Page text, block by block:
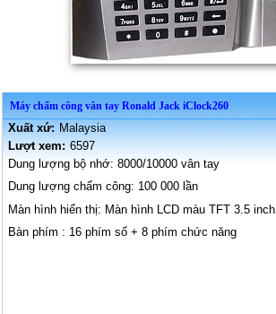
Máy chấm công vân tay Ronald Jack iClock260
Xuất xứ: Malaysia
Lượt xem: 6597
Dung lượng bộ nhớ: 8000/10000 vân tay
Dung lượng chấm công: 100 000 lần
Màn hình hiển thị: Màn hình LCD màu TFT 3.5 inch
Bàn phím : 16 phím số + 8 phím chức năng